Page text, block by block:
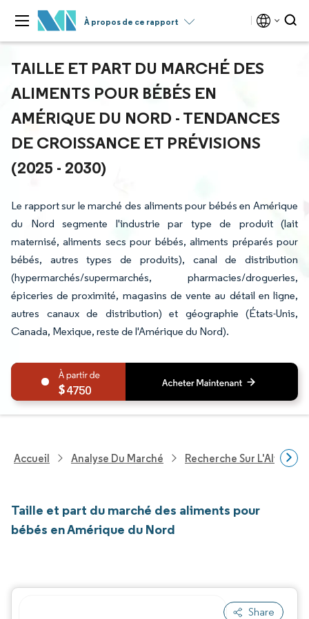
À propos de ce rapport
TAILLE ET PART DU MARCHÉ DES
ALIMENTS POUR BÉBÉS EN
AMÉRIQUE DU NORD - TENDANCES
DE CROISSANCE ET PRÉVISIONS
(2025 - 2030)
Le rapport sur le marché des aliments pour bébés en Amérique
du Nord segmente l'industrie par type de produit (lait
maternisé, aliments secs pour bébés, aliments préparés pour
bébés, autres types de produits), canal de distribution
(hypermarchés/supermarchés, pharmacies/drogueries,
épiceries de proximité, magasins de vente au détail en ligne,
autres canaux de distribution) et géographie (États-Unis,
Canada, Mexique, reste de l'Amérique du Nord).
4750
Accueil Analyse Du Marché Recherche Sur
Taille et part du marché des aliments pour
bébés en Amérique du Nord
Share